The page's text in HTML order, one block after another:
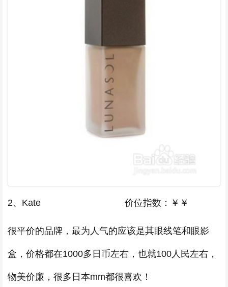
2、Kate 价位指数：￥￥
很平价的品牌，最为人气的应该是其眼线笔和眼影
盒，价格都在1000多日币左右，也就100人民左右，
物美价廉，很多日本mm都很喜欢！